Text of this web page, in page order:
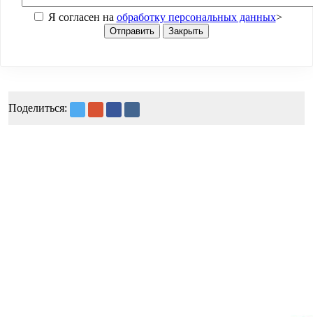
Я согласен на обработку персональных данных>
Отправить Закрыть
Поделиться: